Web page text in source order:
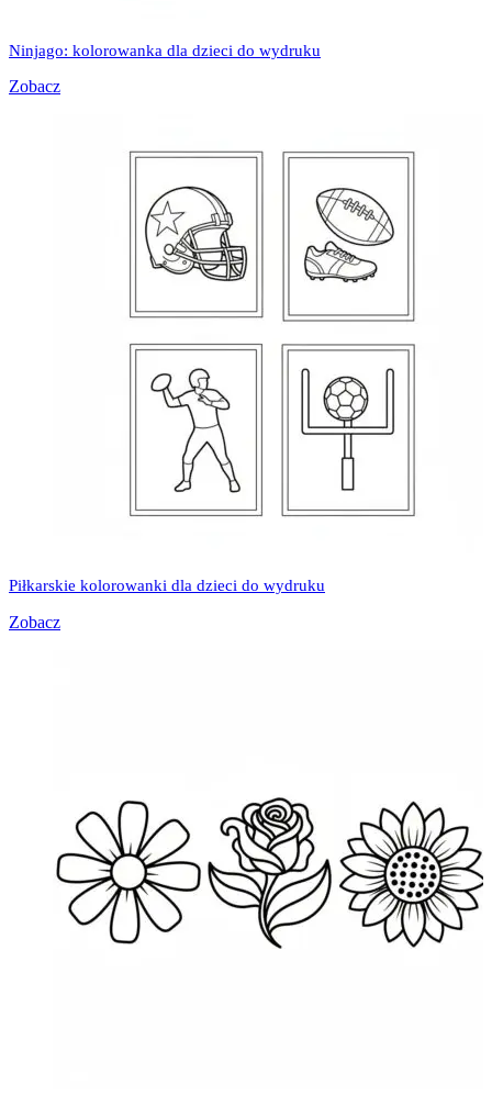
Ninjago: kolorowanka dla dzieci do wydruku
Zobacz
Piłkarskie kolorowanki dla dzieci do wydruku
Zobacz